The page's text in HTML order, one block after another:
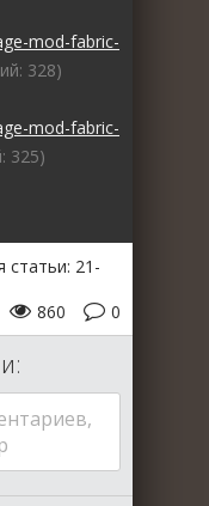
mod-fabric-
328)
mod-fabric-
325)
статьи: 21-
0
860